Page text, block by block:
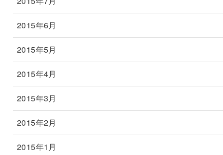
2015年6月
2015年5月
2015年4月
2015年3月
2015年2月
2015年1月